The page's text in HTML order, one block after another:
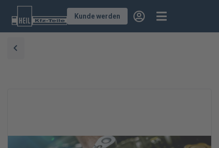
Kunde werden